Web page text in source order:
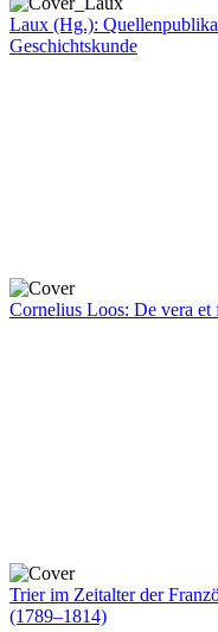
Laux (Hg.):
Geschichtskunde
Cornelius Loos: De vera et
Trier im Zeitalter der
(1789–1814)